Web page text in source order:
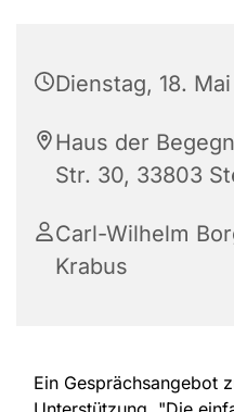
Dienstag, 18.
Haus der
Str. 30, 33803
Carl-Wilhelm
Krabus
Ein Gesprächsangebot